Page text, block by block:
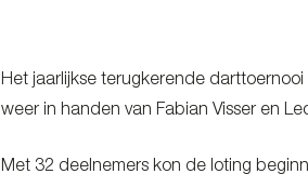
Het jaarlijkse terugkerende
weer in handen van Fabian Visser en
Met 32 deelnemers kon de loting